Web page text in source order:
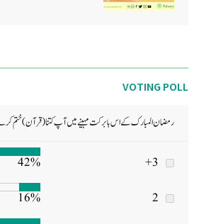
VOTING POLL
رمضان المبارک کے اس بابرکت مہینے میں آپ کتنا (قرآن) ختم کرنے
3+
42%
2
16%